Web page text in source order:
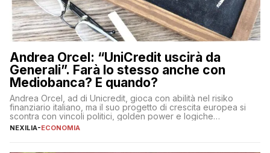
Andrea Orcel: “UniCredit uscirà da
Generali”. Farà lo stesso anche con
Mediobanca? E quando?
Andrea Orcel, ad di Unicredit, gioca con abilità nel risiko
finanziario italiano, ma il suo progetto di crescita europea si
scontra con vincoli politici, golden power e logiche
protezionistiche. Orcel e la mossa su Generali Andrea Orcel,
NEXILIA-ECONOMIA